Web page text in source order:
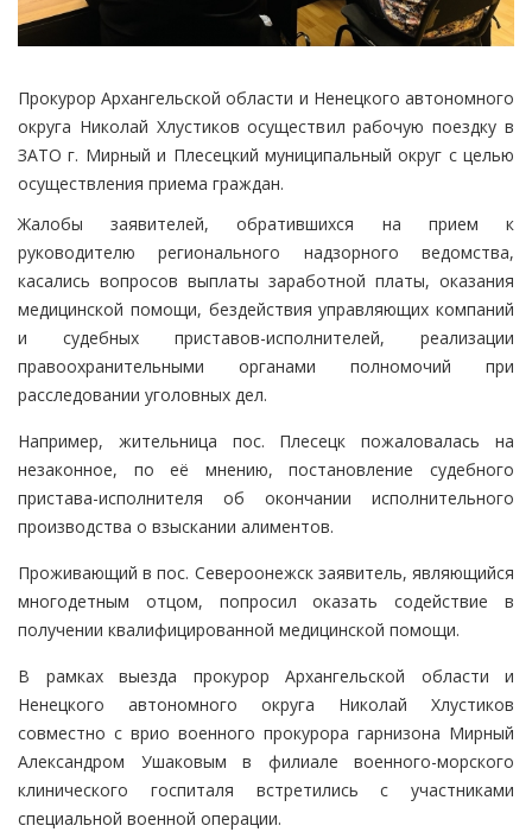
Прокурор Архангельской области и Ненецкого автономного
округа Николай Хлустиков осуществил рабочую поездку в
ЗАТО г. Мирный и Плесецкий муниципальный округ с целью
осуществления приема граждан.
Жалобы заявителей, обратившихся на прием к
руководителю регионального надзорного ведомства,
касались вопросов выплаты заработной платы, оказания
медицинской помощи, бездействия управляющих компаний
и судебных приставов-исполнителей, реализации
правоохранительными органами полномочий при
расследовании уголовных дел.
Например, жительница пос. Плесецк пожаловалась на
незаконное, по её мнению, постановление судебного
пристава-исполнителя об окончании исполнительного
производства о взыскании алиментов.
Проживающий в пос. Североонежск заявитель, являющийся
многодетным отцом, попросил оказать содействие в
получении квалифицированной медицинской помощи.
В рамках выезда прокурор Архангельской области и
Ненецкого автономного округа Николай Хлустиков
совместно с врио военного прокурора гарнизона Мирный
Александром Ушаковым в филиале военного-морского
клинического госпиталя встретились с участниками
специальной военной операции.